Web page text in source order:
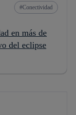
Conectividad
en más de
del eclipse